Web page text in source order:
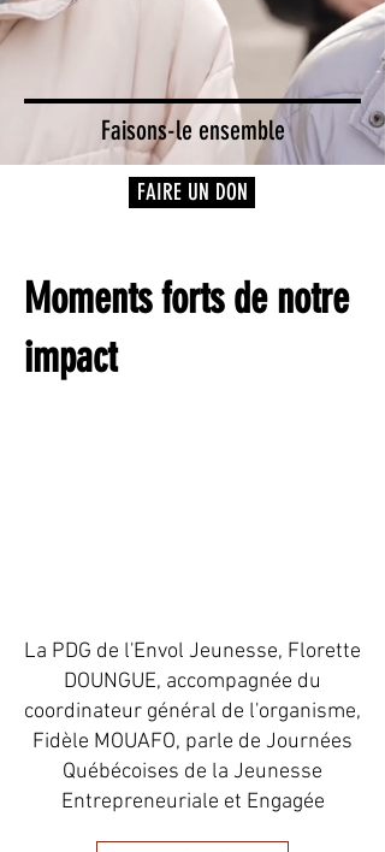
Faisons-le ensemble
FAIRE UN DON
Moments forts de notre
impact
La PDG de l'Envol Jeunesse, Florette
DOUNGUE, accompagnée du
coordinateur général de l'organisme,
Fidèle MOUAFO, parle de Journées
Québécoises de la Jeunesse
Entrepreneuriale et Engagée